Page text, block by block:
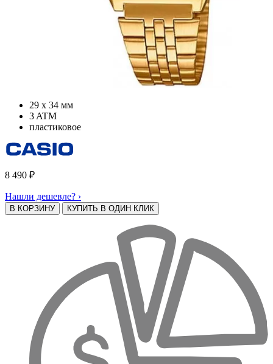
29 х 34 мм
3 ATM
пластиковое
8 490 ₽
Нашли дешевле? ›
В КОРЗИНУ КУПИТЬ В ОДИН КЛИК